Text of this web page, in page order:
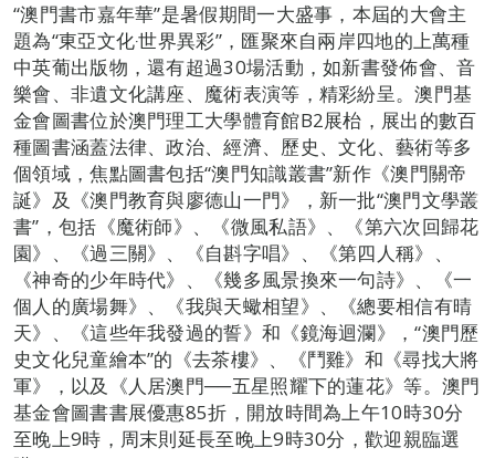
“澳門書市嘉年華”是暑假期間一大盛事，本屆的大會主
題為“東亞文化‧世界異彩”，匯聚來自兩岸四地的上萬種
中英葡出版物，還有超過30場活動，如新書發佈會、音
樂會、非遺文化講座、魔術表演等，精彩紛呈。澳門基
金會圖書位於澳門理工大學體育館B2展枱，展出的數百
種圖書涵蓋法律、政治、經濟、歷史、文化、藝術等多
個領域，焦點圖書包括“澳門知識叢書”新作《澳門關帝
誕》及《澳門教育與廖德山一門》，新一批“澳門文學叢
書”，包括《魔術師》、《微風私語》、《第六次回歸花
園》、《過三關》、《自斟字唱》、《第四人稱》、
《神奇的少年時代》、《幾多風景換來一句詩》、《一
個人的廣場舞》、《我與天蠍相望》、《總要相信有晴
天》、《這些年我發過的誓》和《鏡海迴瀾》，“澳門歷
史文化兒童繪本”的《去茶樓》、《鬥雞》和《尋找大將
軍》，以及《人居澳門──五星照耀下的蓮花》等。澳門
基金會圖書書展優惠85折，開放時間為上午10時30分
至晚上9時，周末則延長至晚上9時30分，歡迎親臨選